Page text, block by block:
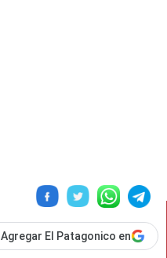
Agregar El Patagonico en